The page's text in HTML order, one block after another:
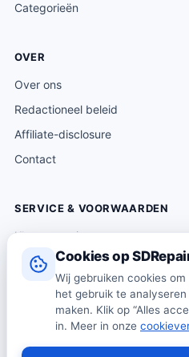
Cookies op
Wij gebruiken cookies
het gebruik te
maken. Klik op “Alles
in. Meer in onze
Categorieën
OVER
Over ons
Redactioneel beleid
Affiliate-disclosure
Contact
SERVICE & VOORWAARDEN
Klantenservice
Verzending & levering
Retourneren
Algemene voorwaarden